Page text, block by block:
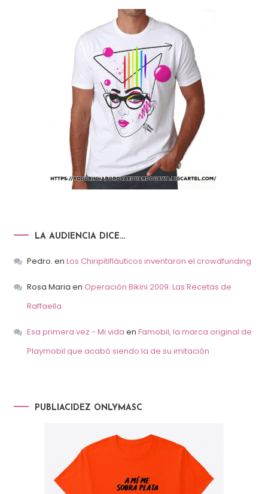
LA AUDIENCIA DICE…
Pedro. en Los Chiripitifláuticos inventaron el crowdfunding
Rosa Maria en Operación Bikini 2009: Las Recetas de
Raffaella
Esa primera vez - Mi vida en Famobil, la marca original de
Playmobil que acabó siendo la de su imitación
PUBLIACIDEZ ONLYMASC